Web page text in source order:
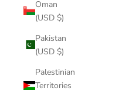
Oman
(USD $)
Pakistan
(USD $)
Palestinian
Territories